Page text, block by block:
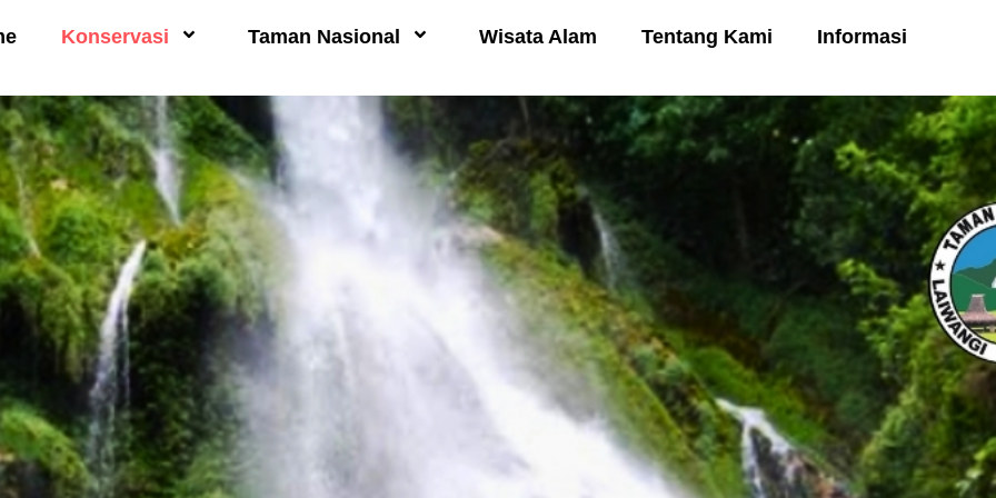
Konservasi Taman Nasional Wisata Alam Tentang Kami Informasi